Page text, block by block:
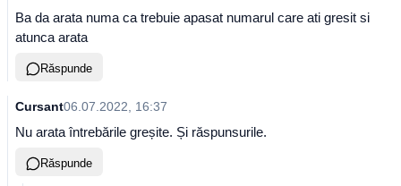
Ba da arata numa ca trebuie apasat numarul care ati gresit si
atunca arata
Răspunde
Cursant06.07.2022, 16:37
Nu arata întrebările greșite. Și răspunsurile.
Răspunde